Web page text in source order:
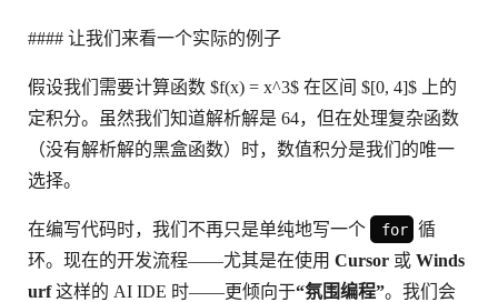
#### 让我们来看一个实际的例子
假设我们需要计算函数 $f(x) = x^3$ 在区间 $[0, 4]$ 上的
定积分。虽然我们知道解析解是 64，但在处理复杂函数
（没有解析解的黑盒函数）时，数值积分是我们的唯一
选择。
在编写代码时，我们不再只是单纯地写一个 for 循
环。现在的开发流程——尤其是在使用 Cursor 或 Winds
urf这样的 AI IDE 时——更倾向于“氛围编程”。我们会